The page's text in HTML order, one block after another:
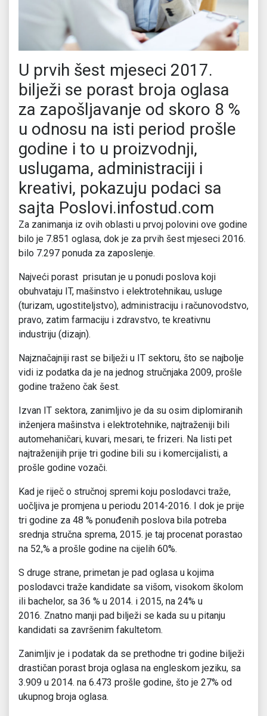
U prvih šest mjeseci 2017.
bilježi se porast broja oglasa
za zapošljavanje od skoro 8 %
u odnosu na isti period prošle
godine i to u proizvodnji,
uslugama, administraciji i
kreativi, pokazuju podaci sa
sajta Poslovi.infostud.com
Za zanimanja iz ovih oblasti u prvoj polovini ove godine
bilo je 7.851 oglasa, dok je za prvih šest mjeseci 2016.
bilo 7.297 ponuda za zaposlenje.
Najveći porast prisutan je u ponudi poslova koji
obuhvataju IT, mašinstvo i elektrotehnikau, usluge
(turizam, ugostiteljstvo), administraciju i računovodstvo,
pravo, zatim farmaciju i zdravstvo, te kreativnu
industriju (dizajn).
Najznačajniji rast se bilježi u IT sektoru, što se najbolje
vidi iz podatka da je na jednog stručnjaka 2009, prošle
godine traženo čak šest.
Izvan IT sektora, zanimljivo je da su osim diplomiranih
inženjera mašinstva i elektrotehnike, najtraženiji bili
automehaničari, kuvari, mesari, te frizeri. Na listi pet
najtraženijih prije tri godine bili su i komercijalisti, a
prošle godine vozači.
Kad je riječ o stručnoj spremi koju poslodavci traže,
uočljiva je promjena u periodu 2014-2016. I dok je prije
tri godine za 48 % ponuđenih poslova bila potreba
srednja stručna sprema, 2015. je taj procenat porastao
na 52,% a prošle godine na cijelih 60%.
S druge strane, primetan je pad oglasa u kojima
poslodavci traže kandidate sa višom, visokom školom
ili bachelor, sa 36 % u 2014. i 2015, na 24% u
2016. Znatno manji pad bilježi se kada su u pitanju
kandidati sa završenim fakultetom.
Zanimljiv je i podatak da se prethodne tri godine bilježi
drastičan porast broja oglasa na engleskom jeziku, sa
3.909 u 2014. na 6.473 prošle godine, što je 27% od
ukupnog broja oglasa.